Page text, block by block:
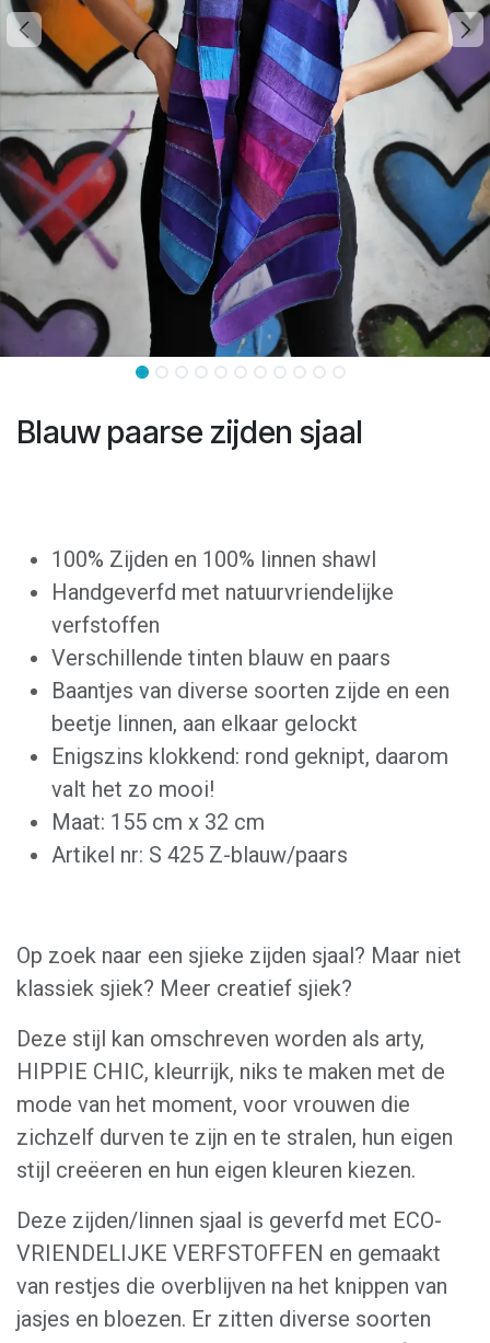
Blauw paarse zijden sjaal
100% Zijden en 100% linnen shawl
Handgeverfd met natuurvriendelijke
verfstoffen
Verschillende tinten blauw en paars
Baantjes van diverse soorten zijde en een
beetje linnen, aan elkaar gelockt
Enigszins klokkend: rond geknipt, daarom
valt het zo mooi!
Maat: 155 cm x 32 cm
Artikel nr: S 425 Z-blauw/paars
Op zoek naar een sjieke zijden sjaal? Maar niet
klassiek sjiek? Meer creatief sjiek?
Deze stijl kan omschreven worden als arty,
HIPPIE CHIC, kleurrijk, niks te maken met de
mode van het moment, voor vrouwen die
zichzelf durven te zijn en te stralen, hun eigen
stijl creëeren en hun eigen kleuren kiezen.
Deze zijden/linnen sjaal is geverfd met ECO-
VRIENDELIJKE VERFSTOFFEN en gemaakt
van restjes die overblijven na het knippen van
jasjes en bloezen. Er zitten diverse soorten